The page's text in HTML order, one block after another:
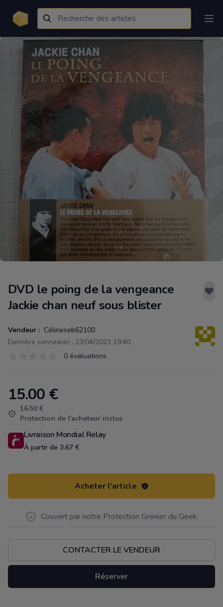
DVD le poing de la vengeance
Jackie chan neuf sous blister
Vendeur : Célineseb62100
Dernière connexion : 23/04/2023 19:40
0 évaluations
Product information
15.00 €
16.50 €
Protection de l'acheteur inclus
Livraison Mondial Relay
À partir de 3.67 €
Acheter l'article
Couvert par notre Protection Grenier du Geek.
CONTACTER LE VENDEUR
Réserver